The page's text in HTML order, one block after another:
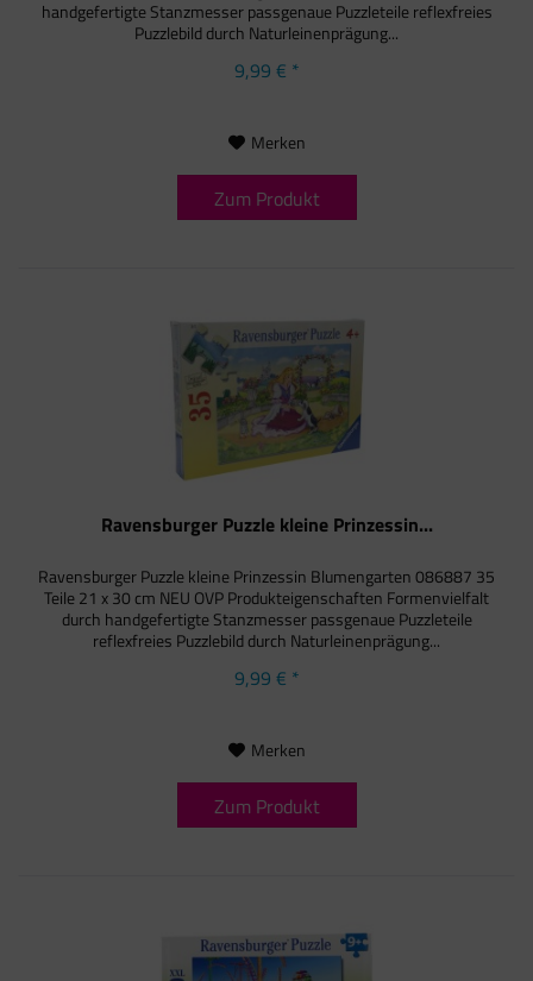
handgefertigte Stanzmesser passgenaue Puzzleteile reflexfreies
Puzzlebild durch Naturleinenprägung...
9,99 € *
Merken
Zum Produkt
Ravensburger Puzzle kleine Prinzessin...
Ravensburger Puzzle kleine Prinzessin Blumengarten 086887 35
Teile 21 x 30 cm NEU OVP Produkteigenschaften Formenvielfalt
durch handgefertigte Stanzmesser passgenaue Puzzleteile
reflexfreies Puzzlebild durch Naturleinenprägung...
9,99 € *
Merken
Zum Produkt